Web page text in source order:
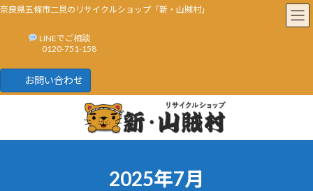
奈良県五條市二見のリサイクルショップ「新・山賊村」
LINEでご相談
0120-751-158
お問い合わせ
ン
ー
2025年7月